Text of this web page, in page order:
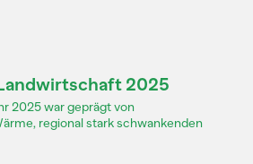
2025
2025 war geprägt von
regional stark schwankenden